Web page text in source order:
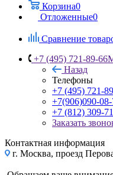
Корзина0
Отложенные0
Сравнение
+7 (495) 721-89-66
Назад
Телефоны
+7 (495) 721-
+7(906)090-
+7 (812) 309-
Заказать
Контактная информация
г. Москва, проезд